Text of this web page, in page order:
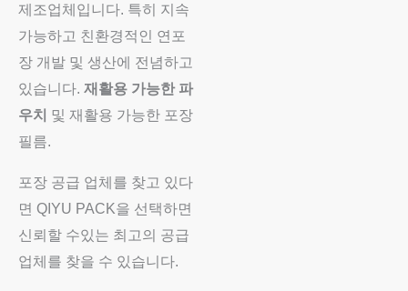
제조업체입니다. 특히 지속
가능하고 친환경적인 연포
장 개발 및 생산에 전념하고
있습니다. 재활용 가능한 파
우치 및 재활용 가능한 포장
필름.
포장 공급 업체를 찾고 있다
면 QIYU PACK을 선택하면
신뢰할 수있는 최고의 공급
업체를 찾을 수 있습니다.